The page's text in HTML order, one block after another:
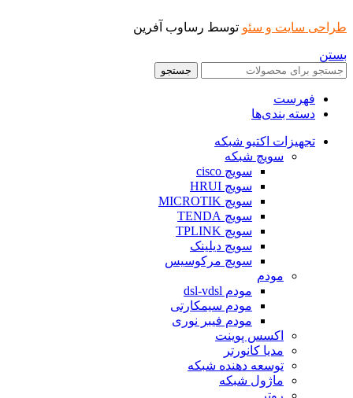
طراحی سایت و سئو توسط رساوب آفرین
بستن
جستجو
فهرست
دسته بندی‌ها
تجهیزات اکتیو شبکه
سویچ شبکه
سویچ cisco
سویچ HRUI
سویچ MICROTIK
سویچ TENDA
سویچ TPLINK
سویچ دیلینک
سویچ مرکوسیس
مودم
مودم dsl-vdsl
مودم سیمکارتی
مودم فیبر نوری
اکسس پوینت
مدیا کانورتر
توسعه دهنده شبکه
ماژول شبکه
روتر